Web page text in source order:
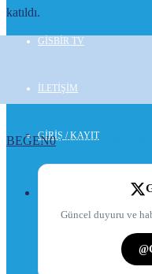
GİSBİR TV
İLETİŞİM
GİRİŞ / KAYIT
katıldı.
BEĞEN0 facebook
Güncel duyuru ve